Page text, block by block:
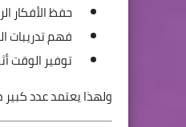
حفظ الأفكار
فهم تدريبات
توفير الوقت
ولهذا يعتمد عدد كبير